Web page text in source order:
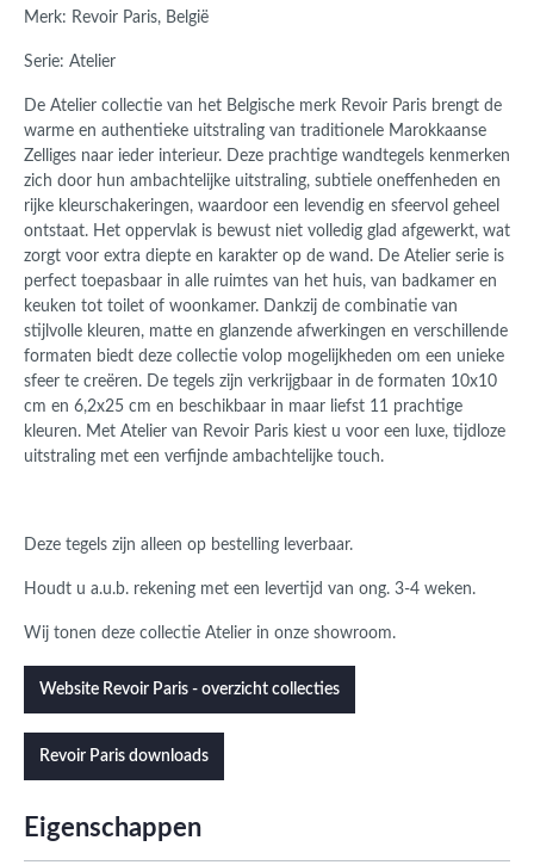
Merk: Revoir Paris, België
Serie: Atelier
De Atelier collectie van het Belgische merk Revoir Paris brengt de
warme en authentieke uitstraling van traditionele Marokkaanse
Zelliges naar ieder interieur. Deze prachtige wandtegels kenmerken
zich door hun ambachtelijke uitstraling, subtiele oneffenheden en
rijke kleurschakeringen, waardoor een levendig en sfeervol geheel
ontstaat. Het oppervlak is bewust niet volledig glad afgewerkt, wat
zorgt voor extra diepte en karakter op de wand. De Atelier serie is
perfect toepasbaar in alle ruimtes van het huis, van badkamer en
keuken tot toilet of woonkamer. Dankzij de combinatie van
stijlvolle kleuren, matte en glanzende afwerkingen en verschillende
formaten biedt deze collectie volop mogelijkheden om een unieke
sfeer te creëren. De tegels zijn verkrijgbaar in de formaten 10x10
cm en 6,2x25 cm en beschikbaar in maar liefst 11 prachtige
kleuren. Met Atelier van Revoir Paris kiest u voor een luxe, tijdloze
uitstraling met een verfijnde ambachtelijke touch.
Deze tegels zijn alleen op bestelling leverbaar.
Houdt u a.u.b. rekening met een levertijd van ong. 3-4 weken.
Wij tonen deze collectie Atelier in onze showroom.
Website Revoir Paris - overzicht collecties
Revoir Paris downloads
Eigenschappen